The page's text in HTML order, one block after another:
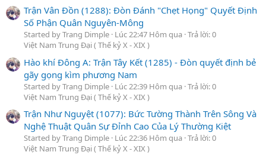
Trận Vân Đồn (1288): Đòn Đánh "Chẹt Họng" Quyết Định
Số Phận Quân Nguyên-Mông
Started by Trang Dimple Lúc 22:47 Hôm qua Trả lời: 0
Việt Nam Trung Đại ( Thế kỷ X - XIX )
Hào khí Đông A: Trận Tây Kết (1285) - Đòn quyết định bẻ
gãy gọng kìm phương Nam
Started by Trang Dimple Lúc 22:39 Hôm qua Trả lời: 0
Việt Nam Trung Đại ( Thế kỷ X - XIX )
Trận Như Nguyệt (1077): Bức Tường Thành Trên Sông Và
Nghệ Thuật Quân Sự Đỉnh Cao Của Lý Thường Kiệt
Started by Trang Dimple Lúc 22:36 Hôm qua Trả lời: 0
Việt Nam Trung Đại ( Thế kỷ X - XIX )